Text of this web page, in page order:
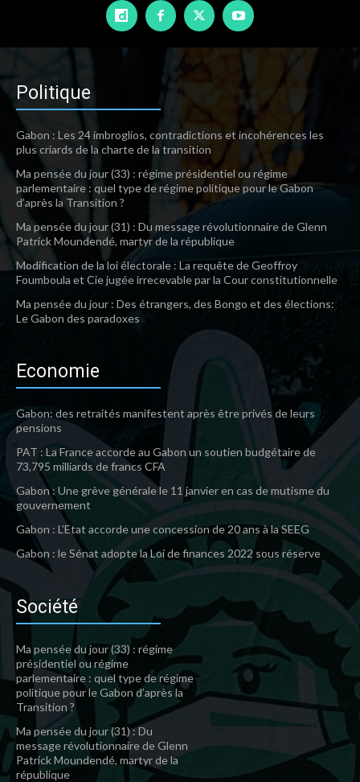
Politique
Gabon : Les 24 imbroglios, contradictions et incohérences les
plus criards de la charte de la transition
Ma pensée du jour (33) : régime présidentiel ou régime
parlementaire : quel type de régime politique pour le Gabon
d’après la Transition ?
Ma pensée du jour (31) : Du message révolutionnaire de Glenn
Patrick Moundendé, martyr de la république
Modification de la loi électorale : La requête de Geoffroy
Foumboula et Cie jugée irrecevable par la Cour constitutionnelle
Ma pensée du jour : Des étrangers, des Bongo et des élections:
Le Gabon des paradoxes
Economie
Gabon: des retraités manifestent après être privés de leurs
pensions
PAT : La France accorde au Gabon un soutien budgétaire de
73,795 milliards de francs CFA
Gabon : Une grève générale le 11 janvier en cas de mutisme du
gouvernement
Gabon : L’Etat accorde une concession de 20 ans à la SEEG
Gabon : le Sénat adopte la Loi de finances 2022 sous réserve
Société
Ma pensée du jour (33) : régime
présidentiel ou régime
parlementaire : quel type de régime
politique pour le Gabon d’après la
Transition ?
Ma pensée du jour (31) : Du
message révolutionnaire de Glenn
Patrick Moundendé, martyr de la
république